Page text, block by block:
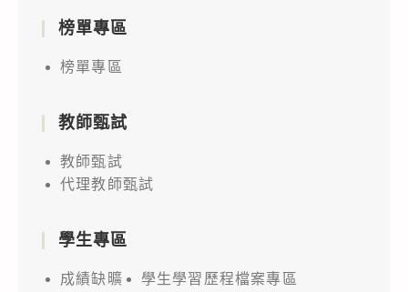
榜單專區
榜單專區
教師甄試
教師甄試
代理教師甄試
學生專區
成績缺曠
學生學習歷程檔案專區